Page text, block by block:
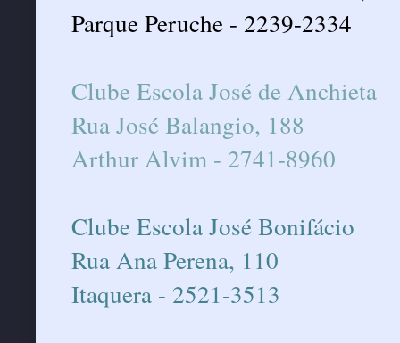
Parque Peruche - 2239-2334
Clube Escola José de Anchieta
Rua José Balangio, 188
Arthur Alvim - 2741-8960
Clube Escola José Bonifácio
Rua Ana Perena, 110
Itaquera - 2521-3513